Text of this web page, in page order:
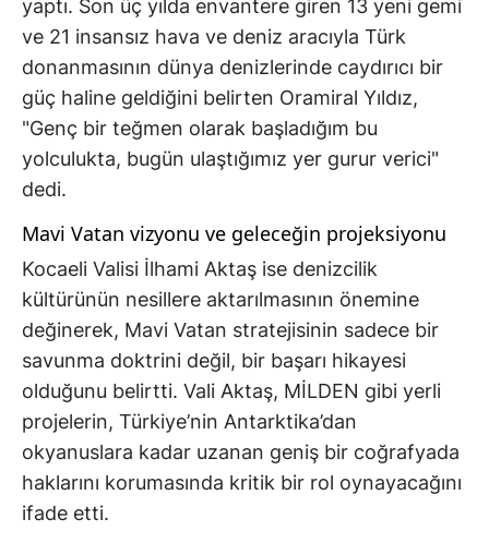
yaptı. Son üç yılda envantere giren 13 yeni gemi
ve 21 insansız hava ve deniz aracıyla Türk
donanmasının dünya denizlerinde caydırıcı bir
güç haline geldiğini belirten Oramiral Yıldız,
"Genç bir teğmen olarak başladığım bu
yolculukta, bugün ulaştığımız yer gurur verici"
dedi.
Mavi Vatan vizyonu ve geleceğin projeksiyonu
Kocaeli Valisi İlhami Aktaş ise denizcilik
kültürünün nesillere aktarılmasının önemine
değinerek, Mavi Vatan stratejisinin sadece bir
savunma doktrini değil, bir başarı hikayesi
olduğunu belirtti. Vali Aktaş, MİLDEN gibi yerli
projelerin, Türkiye’nin Antarktika’dan
okyanuslara kadar uzanan geniş bir coğrafyada
haklarını korumasında kritik bir rol oynayacağını
ifade etti.